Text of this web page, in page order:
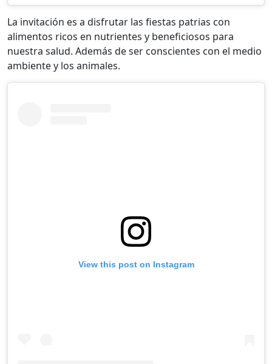
La invitación es a disfrutar las fiestas patrias con
alimentos ricos en nutrientes y beneficiosos para
nuestra salud. Además de ser conscientes con el medio
ambiente y los animales.
View this post on Instagram